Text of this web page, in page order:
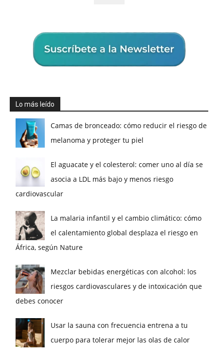
Lo más leído
Camas de bronceado: cómo reducir el riesgo de
melanoma y proteger tu piel
El aguacate y el colesterol: comer uno al día se
asocia a LDL más bajo y menos riesgo
cardiovascular
La malaria infantil y el cambio climático: cómo
el calentamiento global desplaza el riesgo en
África, según Nature
Mezclar bebidas energéticas con alcohol: los
riesgos cardiovasculares y de intoxicación que
debes conocer
Usar la sauna con frecuencia entrena a tu
cuerpo para tolerar mejor las olas de calor